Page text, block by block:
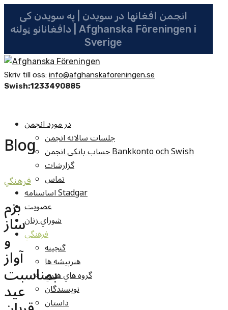
انجمن افغانها در سویدن | په سویدن کی
دافغانانو ټولنه | Afghanska Föreningen i
Sverige
Skriv till oss: info@afghanskaforeningen.se
Swish:1233490885
در مورد انجمن
جلسات سالانه انجمن
حساب بانکی انجمن Bankkonto och Swish
گزارشات
تماس
اساسنامه Stadgar
عضویت
شوراي زنان
فرهنگي
گنجينه
هنرپيشه ها
گروه هاي هنري
نويسندگان
داستان
Blog
فرهنگي
بزم
ساز
و
آواز
بمناسبت
عید